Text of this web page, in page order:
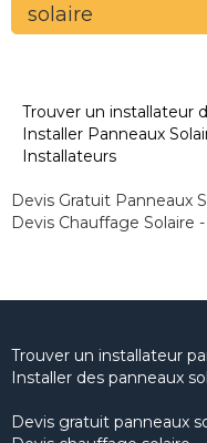
solaire
Trouver un installateur
Installer Panneaux
Installateurs
Devis Gratuit Panneaux
Devis Chauffage Solaire
Trouver un installateur
Installer des panneaux
Devis gratuit panneaux